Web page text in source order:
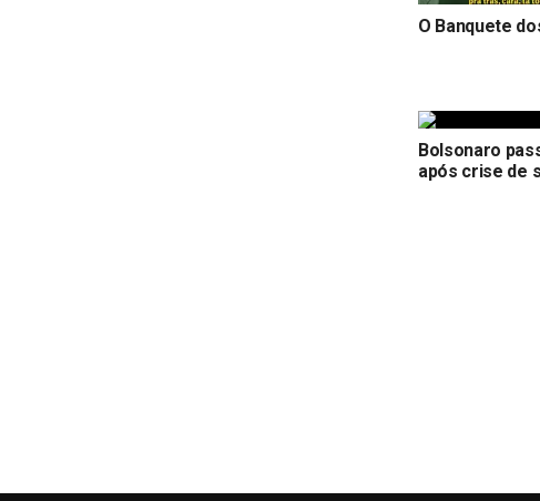
O Banquete
Bolsonaro
após crise de